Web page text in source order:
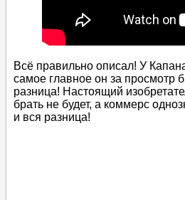
Всё правильно описал! У
самое главное он за просмотр
разница! Настоящий
брать не будет, а коммерс
и вся разница!